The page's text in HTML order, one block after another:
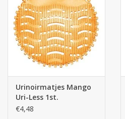
Urinoirmatjes Mango
Uri-Less 1st.
€4,48